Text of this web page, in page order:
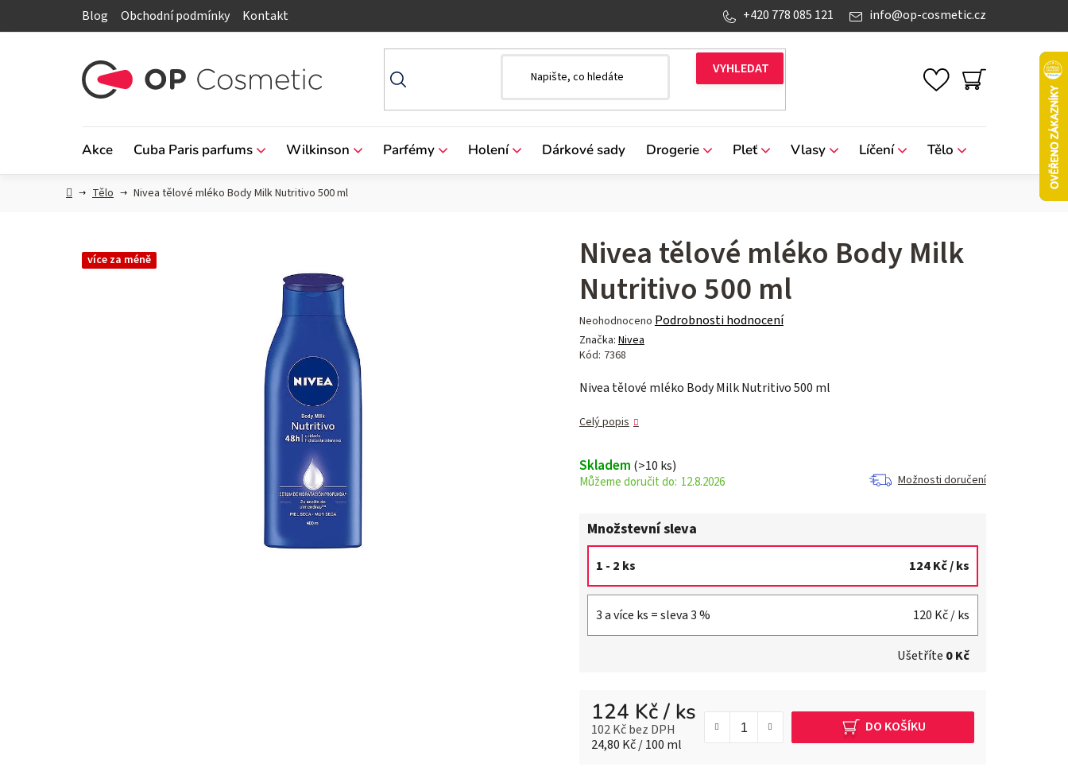
Blog Obchodní podmínky Kontakt info@op-cosmetic.cz
+420 778 085 121
NÁKUPNÍ
Akce Cuba Paris parfums Wilkinson Parfémy Holení Dárkové sady Drogerie Pleť Vlasy Líčení Tělo
DomůTělo Nivea tělové mléko Body Milk Nutritivo 500 ml
Nivea tělové mléko Body Milk
Nutritivo 500 ml
Průměrné
hodnocení
produktu
0,0
hvězdiček.
Neohodnoceno Podrobnosti hodnocení
Značka: Nivea
Kód: 7368
Nivea tělové mléko Body Milk Nutritivo 500 ml
Celý popis
Skladem (>10 ks)
12.8.2026 Možnosti doručení
Množstevní sleva
1 - 2 ks 124 Kč/ ks
3 a více ks = sleva 3 % 120 Kč/ ks
Ušetříte 0 Kč
124 Kč/ ks
102 Kč bez DPH
Měrná cena:
24,80 Kč / 100 ml
DO KOŠÍKU
více za méně